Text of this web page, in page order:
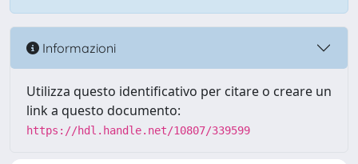
Informazioni
Utilizza questo identificativo per citare o creare un
link a questo documento:
https://hdl.handle.net/10807/339599